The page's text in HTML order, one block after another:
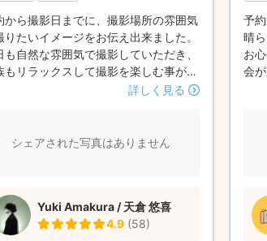
から撮影日までに、撮影場所の雰囲気
りたいイメージをお伝え出来ました。
も自然な雰囲気で撮影していただき、
もリラックスして撮影を楽しむ事が出
した。ありがとうございました🤗
詳しく見る
シェアされた写真はありません
Yuki Amakura / 天倉 悠喜
4.9 (58)
予
晴
お
会